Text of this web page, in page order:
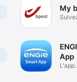
My
App
L'app